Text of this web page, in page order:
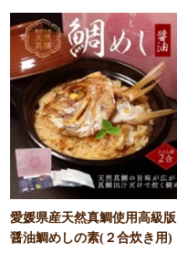
愛媛県産天然真鯛使用高級版
醤油鯛めしの素(２合炊き用)